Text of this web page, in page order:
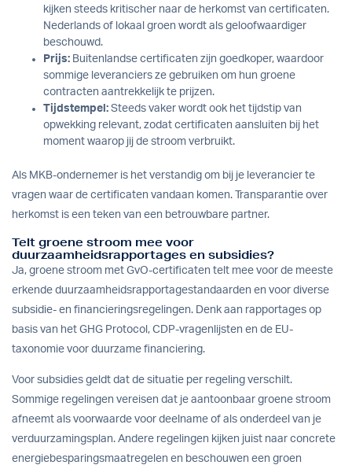
kijken steeds kritischer naar de herkomst van certificaten.
Nederlands of lokaal groen wordt als geloofwaardiger
beschouwd.
Prijs: Buitenlandse certificaten zijn goedkoper, waardoor
sommige leveranciers ze gebruiken om hun groene
contracten aantrekkelijk te prijzen.
Tijdstempel: Steeds vaker wordt ook het tijdstip van
opwekking relevant, zodat certificaten aansluiten bij het
moment waarop jij de stroom verbruikt.
Als MKB-ondernemer is het verstandig om bij je leverancier te
vragen waar de certificaten vandaan komen. Transparantie over
herkomst is een teken van een betrouwbare partner.
Telt groene stroom mee voor
duurzaamheidsrapportages en subsidies?
Ja, groene stroom met GvO-certificaten telt mee voor de meeste
erkende duurzaamheidsrapportagestandaarden en voor diverse
subsidie- en financieringsregelingen. Denk aan rapportages op
basis van het GHG Protocol, CDP-vragenlijsten en de EU-
taxonomie voor duurzame financiering.
Voor subsidies geldt dat de situatie per regeling verschilt.
Sommige regelingen vereisen dat je aantoonbaar groene stroom
afneemt als voorwaarde voor deelname of als onderdeel van je
verduurzamingsplan. Andere regelingen kijken juist naar concrete
energiebesparingsmaatregelen en beschouwen een groen